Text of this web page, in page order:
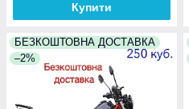
Купити
БЕЗКОШТОВНА ДОСТАВКА
–2%